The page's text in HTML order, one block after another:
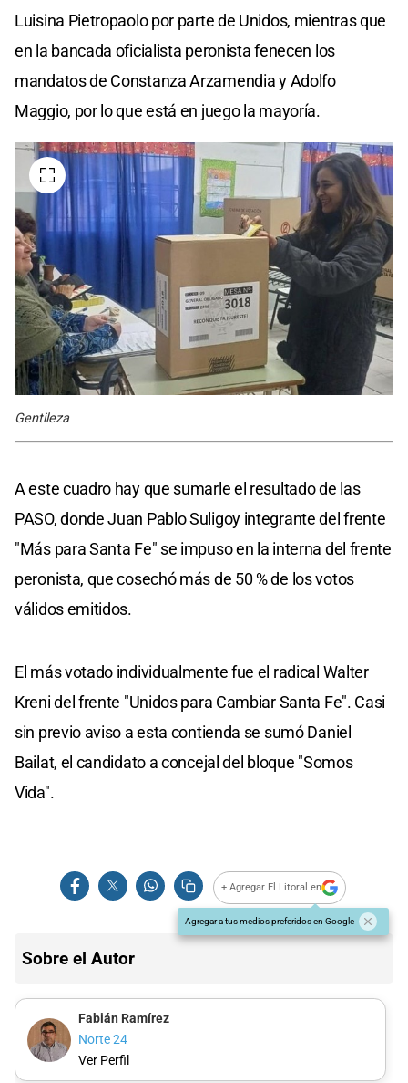
Luisina Pietropaolo por parte de Unidos, mientras que
en la bancada oficialista peronista fenecen los
mandatos de Constanza Arzamendia y Adolfo
Maggio, por lo que está en juego la mayoría.
Gentileza
A este cuadro hay que sumarle el resultado de las
PASO, donde Juan Pablo Suligoy integrante del frente
"Más para Santa Fe" se impuso en la interna del frente
peronista, que cosechó más de 50 % de los votos
válidos emitidos.
El más votado individualmente fue el radical Walter
Kreni del frente "Unidos para Cambiar Santa Fe". Casi
sin previo aviso a esta contienda se sumó Daniel
Bailat, el candidato a concejal del bloque "Somos
Vida".
+ Agregar El Litoral en
Agregar a tus medios preferidos en Google
Sobre el Autor
Fabián Ramírez
Norte 24
Ver Perfil